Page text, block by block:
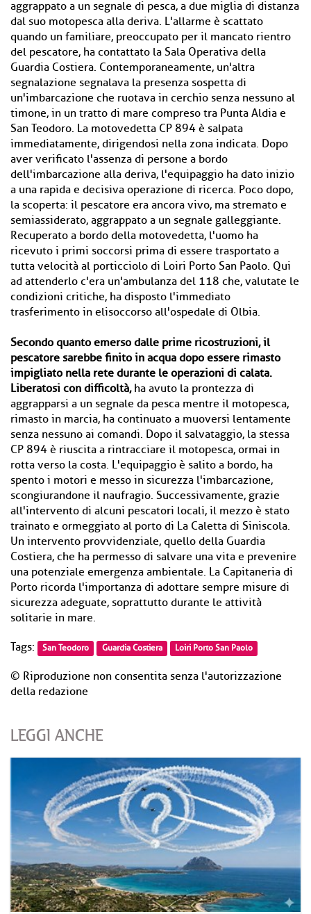
aggrappato a un segnale di pesca, a due miglia di distanza
dal suo motopesca alla deriva. L'allarme è scattato
quando un familiare, preoccupato per il mancato rientro
del pescatore, ha contattato la Sala Operativa della
Guardia Costiera. Contemporaneamente, un'altra
segnalazione segnalava la presenza sospetta di
un'imbarcazione che ruotava in cerchio senza nessuno al
timone, in un tratto di mare compreso tra Punta Aldia e
San Teodoro. La motovedetta CP 894 è salpata
immediatamente, dirigendosi nella zona indicata. Dopo
aver verificato l'assenza di persone a bordo
dell'imbarcazione alla deriva, l'equipaggio ha dato inizio
a una rapida e decisiva operazione di ricerca. Poco dopo,
la scoperta: il pescatore era ancora vivo, ma stremato e
semiassiderato, aggrappato a un segnale galleggiante.
Recuperato a bordo della motovedetta, l'uomo ha
ricevuto i primi soccorsi prima di essere trasportato a
tutta velocità al porticciolo di Loiri Porto San Paolo. Qui
ad attenderlo c'era un'ambulanza del 118 che, valutate le
condizioni critiche, ha disposto l'immediato
trasferimento in elisoccorso all'ospedale di Olbia.
Secondo quanto emerso dalle prime ricostruzioni, il
pescatore sarebbe finito in acqua dopo essere rimasto
impigliato nella rete durante le operazioni di calata.
Liberatosi con difficoltà,ha avuto la prontezza di
aggrapparsi a un segnale da pesca mentre il motopesca,
rimasto in marcia, ha continuato a muoversi lentamente
senza nessuno ai comandi. Dopo il salvataggio, la stessa
CP 894 è riuscita a rintracciare il motopesca, ormai in
rotta verso la costa. L'equipaggio è salito a bordo, ha
spento i motori e messo in sicurezza l'imbarcazione,
scongiurandone il naufragio. Successivamente, grazie
all'intervento di alcuni pescatori locali, il mezzo è stato
trainato e ormeggiato al porto di La Caletta di Siniscola.
Un intervento provvidenziale, quello della Guardia
Costiera, che ha permesso di salvare una vita e prevenire
una potenziale emergenza ambientale. La Capitaneria di
Porto ricorda l'importanza di adottare sempre misure di
sicurezza adeguate, soprattutto durante le attività
solitarie in mare.
Tags: San Teodoro Guardia Costiera Loiri Porto San Paolo
© Riproduzione non consentita senza l'autorizzazione
della redazione
LEGGI ANCHE